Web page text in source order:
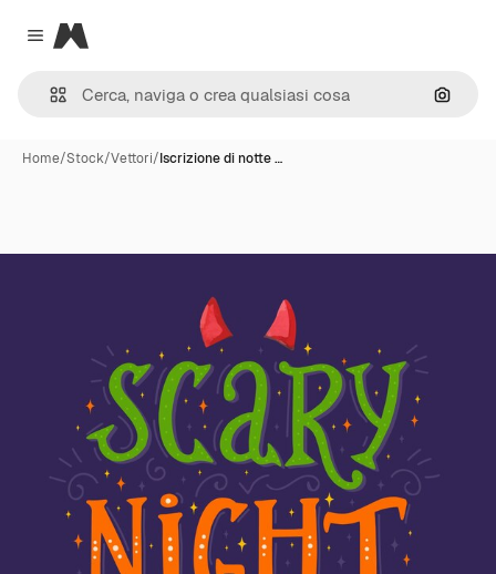
Close menu
Magnific
Cerca
Home/Stock/Vettori/Iscrizione di notte …